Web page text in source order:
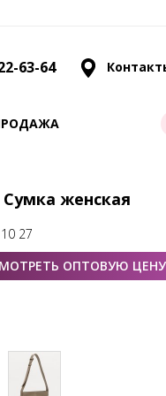
63-64
Сумка женская
27
ОПТОВУЮ ЦЕНУ